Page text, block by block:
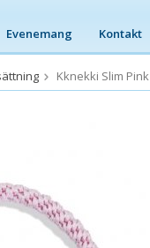
Evenemang Kontakt
Kknekki Slim Pink